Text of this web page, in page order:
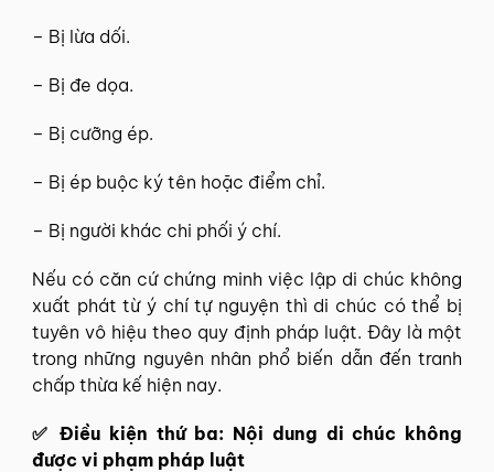
– Bị lừa dối.
– Bị đe dọa.
– Bị cưỡng ép.
– Bị ép buộc ký tên hoặc điểm chỉ.
– Bị người khác chi phối ý chí.
Nếu có căn cứ chứng minh việc lập di chúc không
xuất phát từ ý chí tự nguyện thì di chúc có thể bị
tuyên vô hiệu theo quy định pháp luật. Đây là một
trong những nguyên nhân phổ biến dẫn đến tranh
chấp thừa kế hiện nay.
✅ Điều kiện thứ ba: Nội dung di chúc không
được vi phạm pháp luật